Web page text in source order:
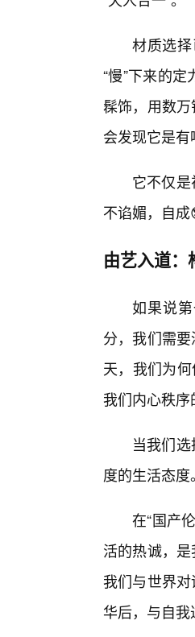
材质选
“慢”下来的
髹饰，用数
会发现它是
它不仅
不谄媚，自成
由艺入道
如果说
分，我们需
天，我们为
我们内心秩序
当我们
度的生活态度。
在“国产
活的热诚，
我们与世界
华后，与自我